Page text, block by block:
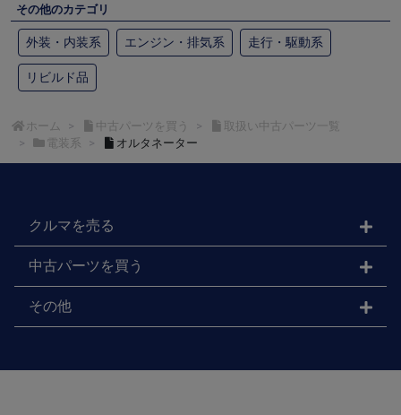
その他のカテゴリ
外装・内装系 エンジン・排気系 走行・駆動系
リビルド品
ホーム 中古パーツを買う
取扱い中古パーツ一覧
電装系
オルタネーター
クルマを売る
中古パーツを買う
その他